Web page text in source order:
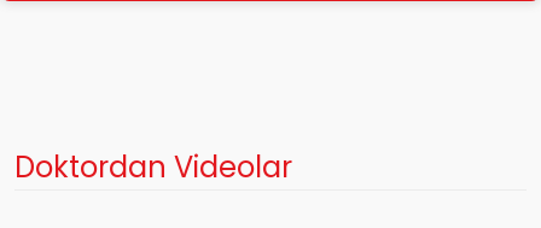
Doktordan Videolar